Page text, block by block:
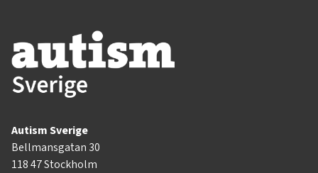
Autism Sverige
Bellmansgatan 30
118 47 Stockholm